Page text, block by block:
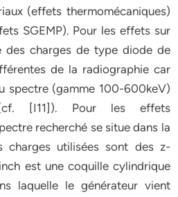
(effets thermomécaniques)
SGEMP). Pour les effets sur
des charges de type diode de
de la radiographie car
spectre (gamme 100-600keV)
[I11]). Pour les effets
recherché se situe dans la
charges utilisées sont des z-
est une coquille cylindrique
laquelle le générateur vient